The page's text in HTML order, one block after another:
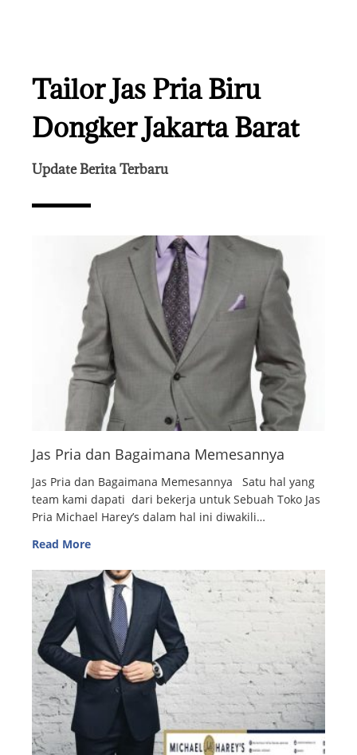
Tailor Jas Pria Biru
Dongker Jakarta Barat
Update Berita Terbaru
Jas Pria dan Bagaimana Memesannya
Jas Pria dan Bagaimana Memesannya Satu hal yang
team kami dapati dari bekerja untuk Sebuah Toko Jas
Pria Michael Harey’s dalam hal ini diwakili…
Read More